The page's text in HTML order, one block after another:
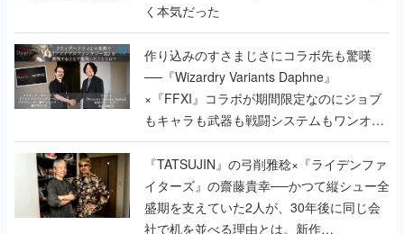
く本気だった
作り込みのすさまじさにコラボ先も驚嘆
──『Wizardry Variants Daphne』
×『FFXI』コラボが期間限定なのにジョブ
もキャラも武器も戦闘システムもワンオフ
で作り込まれた理由を両ディレクターに聞
く
『TATSUJIN』の弓削雅稔×『ライデンファ
イターズ』の齋藤貴幸──かつて縦シュー全
盛期を支えていた2人が、30年後に同じ会
社で机を並べる理由とは。新作